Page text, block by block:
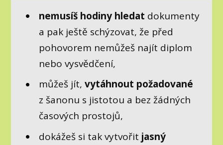
nemusíš hodiny hledat dokumenty
a pak ještě schýzovat, že před
pohovorem nemůžeš najít diplom
nebo vysvědčení,
můžeš jít,vytáhnout požadované
z šanonu s jistotou a bez žádných
časových prostojů,
dokážeš si tak vytvořit jasný